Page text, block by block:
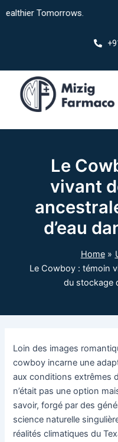
Tomorrows.
Le
vivant
d’eau
Home
Le Cowboy : témoin
du stockage
Loin des images
cowboy incarne une
aux conditions extrêmes
n’était pas une option
savoir, forgé par des
science naturelle
réalités climatiques du